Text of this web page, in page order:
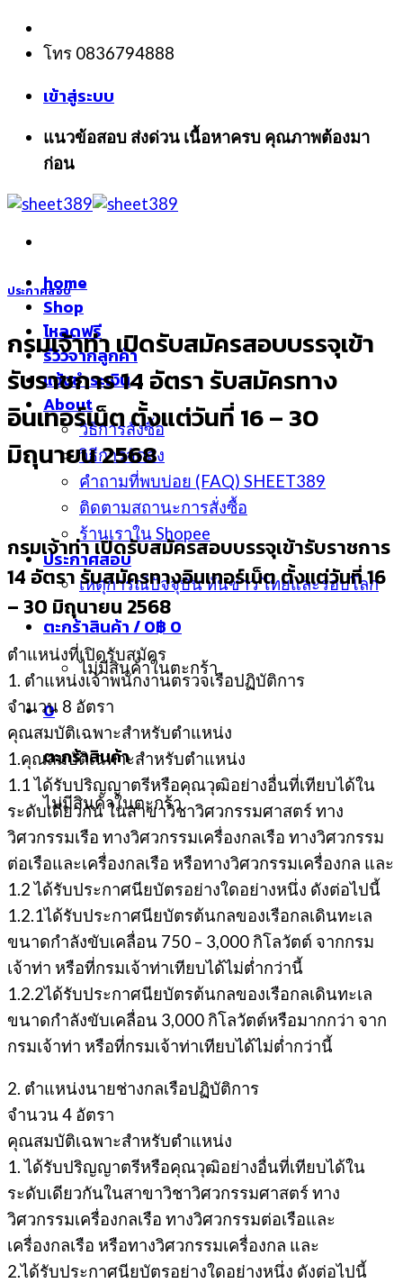
Skip
content
โทร 0836794888
เข้าสู่ระบบ
แนวข้อสอบ ส่งด่วน เนื้อหาครบ คุณภาพต้องมา
ก่อน
home
Shop
โหลดฟรี
รีวิวจากลูกค้า
แจ้งชำระเงิน
About
วิธีการสั่งซื้อ
วิธีการจัดส่ง
คำถามที่พบบ่อย (FAQ) SHEET389
ติดตามสถานะการสั่งซื้อ
ร้านเราใน Shopee
ประกาศสอบ
เหตุการณ์ปัจจุบัน ทันข่าว ไทยและรอบโลก
ตะกร้าสินค้า /0฿ 0
ไม่มีสินค้าในตะกร้า
0
ตะกร้าสินค้า
ไม่มีสินค้าในตะกร้า
ประกาศสอบ
กรมเจ้าท่า เปิดรับสมัครสอบบรรจุเข้า
รับราชการ 14 อัตรา รับสมัครทาง
อินเทอร์เน็ต ตั้งแต่วันที่ 16 – 30
มิถุนายน 2568
กรมเจ้าท่า เปิดรับสมัครสอบบรรจุเข้ารับราชการ
14 อัตรา รับสมัครทางอินเทอร์เน็ต ตั้งแต่วันที่ 16
– 30 มิถุนายน 2568
ตำแหน่งที่เปิดรับสมัคร
1. ตำแหน่งเจ้าพนักงานตรวจเรือปฏิบัติการ
จำนวน 8 อัตรา
คุณสมบัติเฉพาะสำหรับตำแหน่ง
1.คุณสมบัติเฉพาะสำหรับตำแหน่ง
1.1 ได้รับปริญญาตรีหรือคุณวุฒิอย่างอื่นที่เทียบได้ใน
ระดับเดียวกัน ในสาขาวิชาวิศวกรรมศาสตร์ ทาง
วิศวกรรมเรือ ทางวิศวกรรมเครื่องกลเรือ ทางวิศวกรรม
ต่อเรือและเครื่องกลเรือ หรือทางวิศวกรรมเครื่องกล และ
1.2 ได้รับประกาศนียบัตรอย่างใดอย่างหนึ่ง ดังต่อไปนี้
1.2.1ได้รับประกาศนียบัตรต้นกลของเรือกลเดินทะเล
ขนาดกำลังขับเคลื่อน 750 – 3,000 กิโลวัตต์ จากกรม
เจ้าท่า หรือที่กรมเจ้าท่าเทียบได้ไม่ต่ำกว่านี้
1.2.2ได้รับประกาศนียบัตรต้นกลของเรือกลเดินทะเล
ขนาดกำลังขับเคลื่อน 3,000 กิโลวัตต์หรือมากกว่า จาก
กรมเจ้าท่า หรือที่กรมเจ้าท่าเทียบได้ไม่ต่ำกว่านี้
2. ตำแหน่งนายช่างกลเรือปฏิบัติการ
จำนวน 4 อัตรา
คุณสมบัติเฉพาะสำหรับตำแหน่ง
1. ได้รับปริญญาตรีหรือคุณวุฒิอย่างอื่นที่เทียบได้ใน
ระดับเดียวกันในสาขาวิชาวิศวกรรมศาสตร์ ทาง
วิศวกรรมเครื่องกลเรือ ทางวิศวกรรมต่อเรือและ
เครื่องกลเรือ หรือทางวิศวกรรมเครื่องกล และ
2.ได้รับประกาศนียบัตรอย่างใดอย่างหนึ่ง ดังต่อไปนี้